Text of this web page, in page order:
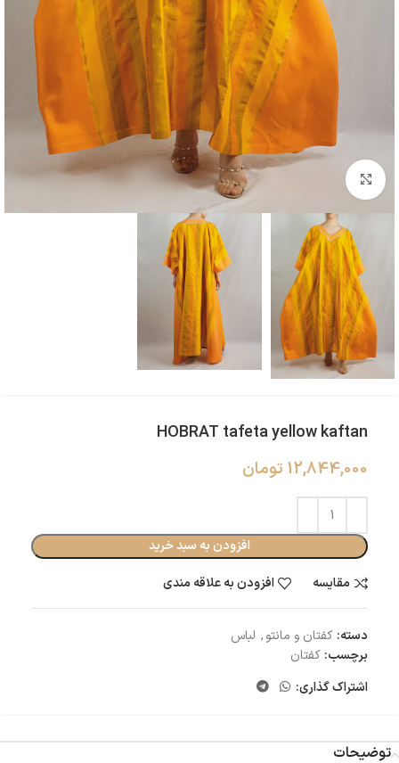
بزرگنمایی تصویر
HOBRAT tafeta yellow kaftan
12,844,000 تومان
افزودن به سبد خرید
مقایسه
افزودن به علاقه مندی
دسته: کفتان و مانتو, لباس
برچسب: کفتان
اشتراک گذاری:
توضیحات